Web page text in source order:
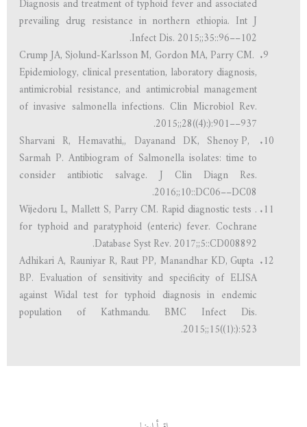
Diagnosis and treatment of typhoid fever and associated
prevailing drug resistance in northern ethiopia. Int J
Infect Dis. 2015;;35::96––102.
Crump JA, Sjolund-Karlsson M, Gordon MA, Parry CM.
Epidemiology, clinical presentation, laboratory diagnosis,
antimicrobial resistance, and antimicrobial management
of invasive salmonella infections. Clin Microbiol Rev.
2015;;28((4):):901––937.
Sharvani R, Hemavathi,, Dayanand DK, Shenoy P,
Sarmah P. Antibiogram of Salmonella isolates: time to
consider antibiotic salvage. J Clin Diagn Res.
2016;;10::DC06––DC08.
. Wijedoru L, Mallett S, Parry CM. Rapid diagnostic tests
for typhoid and paratyphoid (enteric) fever. Cochrane
Database Syst Rev. 2017;;5::CD008892.
Adhikari A, Rauniyar R, Raut PP, Manandhar KD, Gupta
BP. Evaluation of sensitivity and specificity of ELISA
against Widal test for typhoid diagnosis in endemic
population of Kathmandu. BMC Infect Dis.
2015;;15((1):):523.